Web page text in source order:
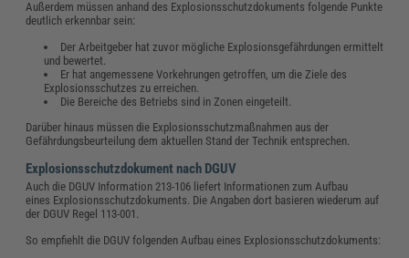
Außerdem müssen anhand des Explosionsschutzdokuments folgende Punkte
deutlich erkennbar sein:
Der Arbeitgeber hat zuvor mögliche Explosionsgefährdungen ermittelt
und bewertet.
Er hat angemessene Vorkehrungen getroffen, um die Ziele des
Explosionsschutzes zu erreichen.
Die Bereiche des Betriebs sind in Zonen eingeteilt.
Darüber hinaus müssen die Explosionsschutzmaßnahmen aus der
Gefährdungsbeurteilung dem aktuellen Stand der Technik entsprechen.
Explosionsschutzdokument nach DGUV
Auch die DGUV Information 213-106 liefert Informationen zum Aufbau
eines Explosionsschutzdokuments. Die Angaben dort basieren wiederum auf
der DGUV Regel 113-001.
So empfiehlt die DGUV folgenden Aufbau eines Explosionsschutzdokuments: